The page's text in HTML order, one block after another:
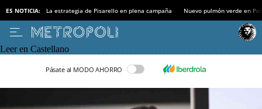
ES NOTICIA: La estrategia de Pisarello en plena campaña Nuevo pulmón verde en
Leer en Castellano
Pásate al MODO AHORRO